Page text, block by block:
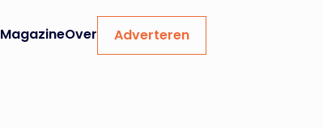
MagazineOver Adverteren